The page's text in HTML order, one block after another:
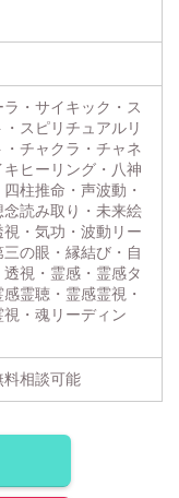
・サイキック・ス
スピリチュアルリ
チャクラ・チャネ
ヒーリング・八神
柱推命・声波動・
読み取り・未来絵
・気功・波動リー
の眼・縁結び・自
視・霊感・霊感タ
霊聴・霊感霊視・
・魂リーディン
料相談可能